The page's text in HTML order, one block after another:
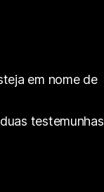
em nome de
testemunhas